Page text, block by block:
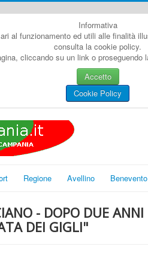
Informativa
al funzionamento ed utili alle finalità
consulta la cookie policy.
cliccando su un link o
Accetto
Cookie Policy
Regione Avellino Benevento
- DOPO DUE ANNI
DEI GIGLI"